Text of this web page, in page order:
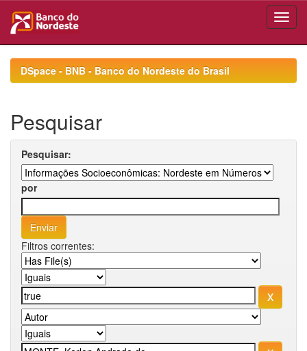
navigationDSpace - BNB - Banco do Nordeste do Brasil
Pesquisar
Pesquisar:
por
Filtros correntes: